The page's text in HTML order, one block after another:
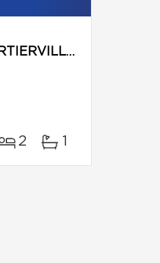
MONTRÉAL (AHUNTSIC-CARTIERVILLE)
2 1